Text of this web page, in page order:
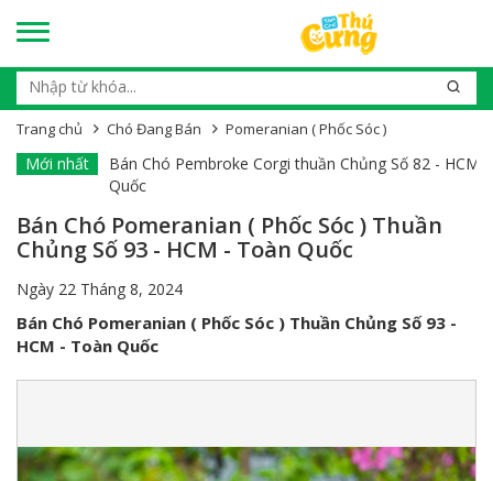
Trang chủ Chó Đang Bán Pomeranian ( Phốc Sóc )
Mới nhất
Toàn
Bán Chó Pembroke Corgi thuần Chủng Số 81 - HCM
Quốc
Bán Chó Pomeranian ( Phốc Sóc ) Thuần
Chủng Số 93 - HCM - Toàn Quốc
Ngày 22 Tháng 8, 2024
Bán Chó Pomeranian ( Phốc Sóc ) Thuần Chủng Số 93 -
HCM - Toàn Quốc